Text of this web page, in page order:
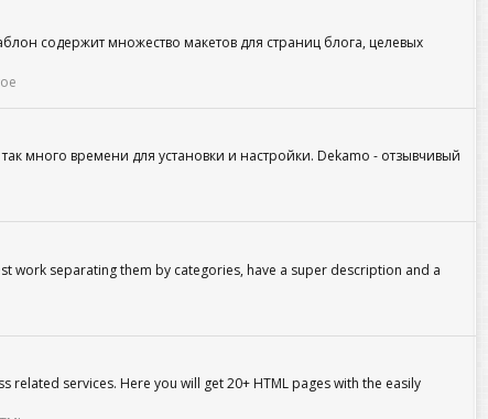
содержит множество макетов для страниц блога, целевых
много времени для установки и настройки. Dekamo - отзывчивый
work separating them by categories, have a super description and a
services. Here you will get 20+ HTML pages with the easily